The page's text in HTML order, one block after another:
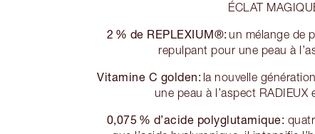
ÉCLAT
2 % de REPLEXIUM®: un mélange de
repulpant pour une peau à
Vitamine C golden: la nouvelle
une peau à l’aspect
0,075 % d’acide polyglutamique: